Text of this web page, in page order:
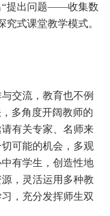
“提出问题——收集数
式课堂教学模式。
交流，教育也不例
多角度开阔教师的
有关专家、名师来
可能的机会，多观
有学生，创造性地
，灵活运用多种教
，充分发挥师生双